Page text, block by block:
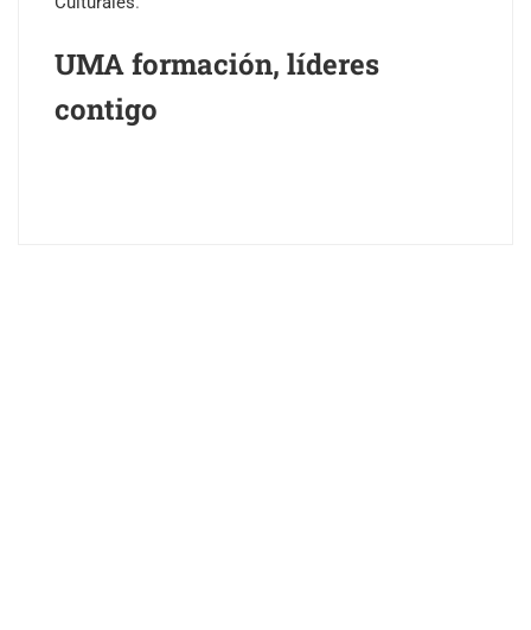
UMA formación, líderes
contigo